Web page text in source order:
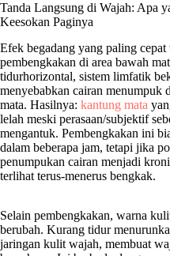
Tanda Langsung di Wajah: Apa
Keesokan Paginya
Efek begadang yang paling cepat
pembengkakan di area bawah
tidurhorizontal, sistem limfatik
menyebabkan cairan menumpuk
mata. Hasilnya: kantung mata
lelah meski perasaan/subjektif
mengantuk. Pembengkakan ini
dalam beberapa jam, tetapi jika
penumpukan cairan menjadi
terlihat terus-menerus bengkak.
Selain pembengkakan, warna
berubah. Kurang tidur
jaringan kulit wajah, membuat